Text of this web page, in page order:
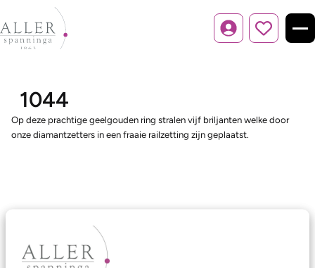
Inloggen
1044
Op deze prachtige geelgouden ring stralen vijf briljanten welke door
onze diamantzetters in een fraaie railzetting zijn geplaatst.
Ons aanbod